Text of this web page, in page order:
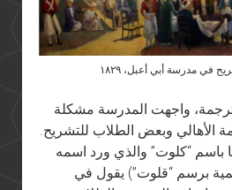
في مدرسة أبي أعبل، ١٨٢٩
واجهت المدرسة مشكلة
الأهالي وبعض الطلاب للتشريح.
باسم “كلوت” والذي ورد اسمه
برسم “قلوت”) يقول في